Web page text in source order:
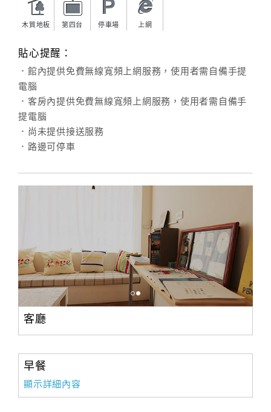
上
服
查
國
旅
卡
房
請
款
收
據
木質地板 第四台 停車場 上網
貼心提醒：
．館內提供免費無線寬頻上網服務，使用者需自備手提
電腦
．客房內提供免費無線寬頻上網服務，使用者需自備手
提電腦
．尚未提供接送服務
．路邊可停車
客廳
早餐
顯示詳細內容